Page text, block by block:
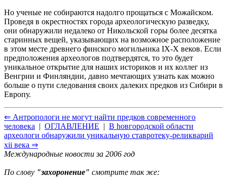
Но ученые не собираются надолго прощаться с Можайском.
Проведя в окрестностях города археологическую разведку,
они обнаружили недалеко от Никольской горы более десятка
старинных вещей, указывающих на возможное расположение
в этом месте древнего финского могильника IX-X веков. Если
предположения археологов подтвердятся, то это будет
уникальное открытие для наших историков и их коллег из
Венгрии и Финляндии, давно мечтающих узнать как можно
больше о пути следования своих далеких предков из Сибири в
Европу.
⇐ Антропологи не могут найти предков современного
человека | ОГЛАВЛЕНИЕ | В hовгородской области
археологи обнаружили уникальную ставротеку-реликварий
xii века ⇒
Международные новости за 2006 год
По слову "захоронение" смотрите так же: